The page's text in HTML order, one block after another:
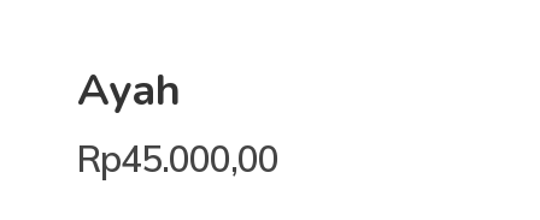
Ayah
Rp45.000,00